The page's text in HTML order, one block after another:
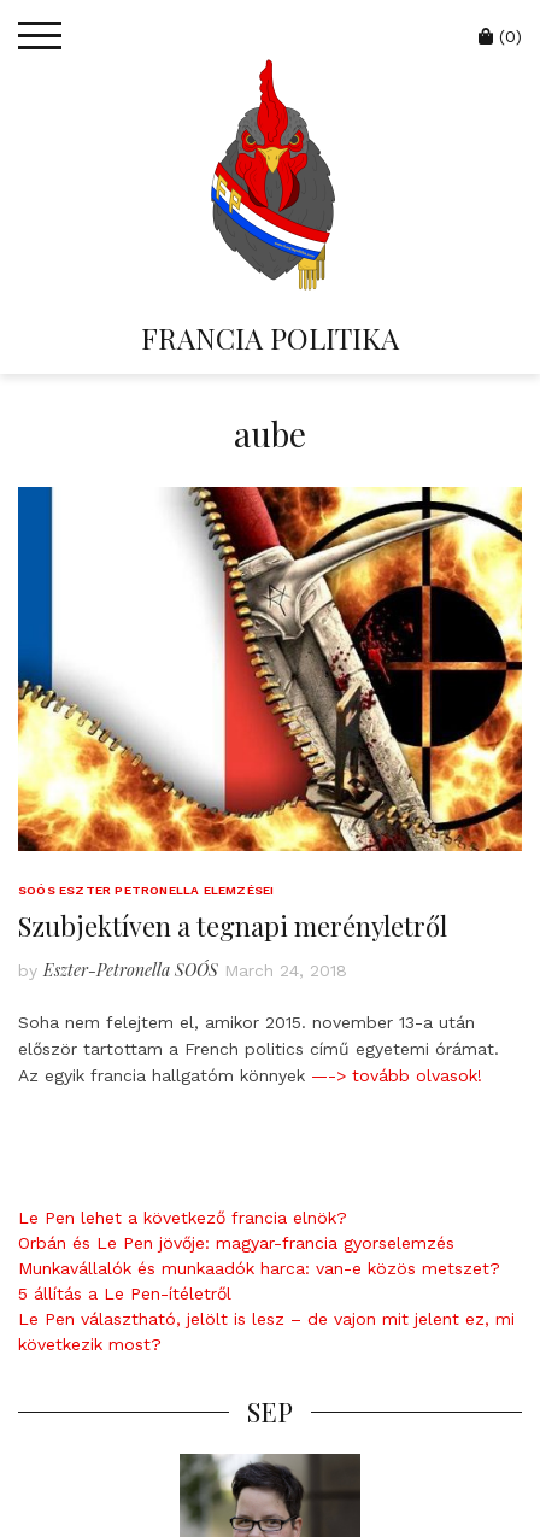
FRANCIA POLITIKA
Cart
(0)
aube
SOÓS ESZTER PETRONELLA ELEMZÉSEI
Szubjektíven a tegnapi merényletről
by Eszter-Petronella SOÓS March 24, 2018
Soha nem felejtem el, amikor 2015. november 13-a után
először tartottam a French politics című egyetemi órámat.
Az egyik francia hallgatóm könnyek —-> tovább olvasok!
Le Pen lehet a következő francia elnök?
Orbán és Le Pen jövője: magyar-francia gyorselemzés
Munkavállalók és munkaadók harca: van-e közös metszet?
5 állítás a Le Pen-ítéletről
Le Pen választható, jelölt is lesz – de vajon mit jelent ez, mi
következik most?
SEP